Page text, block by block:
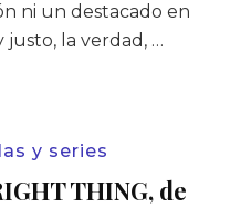
ni un destacado en
justo, la verdad, …
y series
THING, de